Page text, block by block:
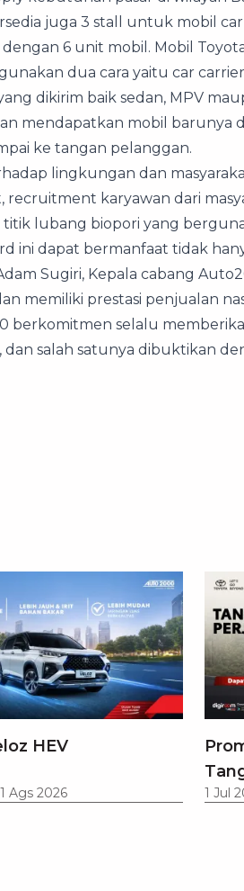
juga 3 stall untuk mobil
6 unit mobil. Mobil
dua cara yaitu car
dikirim baik sedan, MPV
mendapatkan mobil barunya
ke tangan pelanggan.
lingkungan dan
recruitment karyawan dari
lubang biopori yang
ini dapat bermanfaat tidak
Sugiri, Kepala cabang
memiliki prestasi penjualan
berkomitmen selalu
salah satunya dibuktikan
HEV
Ags 2026 1 Jul